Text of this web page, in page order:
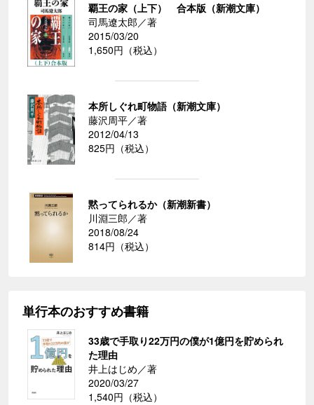
覇王の家（上下） 合本版（新潮文庫）
司馬遼太郎／著
2015/03/20
1,650円（税込）
本所しぐれ町物語（新潮文庫）
藤沢周平／著
2012/04/13
825円（税込）
黙ってられるか（新潮新書）
川淵三郎／著
2018/08/24
814円（税込）
単行本のおすすめ書籍
33歳で手取り22万円の僕が1億円を貯められ
た理由
井上はじめ／著
2020/03/27
1,540円（税込）